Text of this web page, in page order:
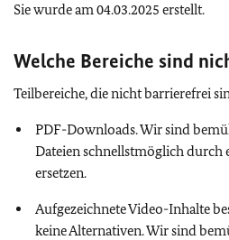
Sie wurde am 04.03.2025 erstellt.
Welche Bereiche sind
Teilbereiche, die nicht barrierefrei
PDF-Downloads. Wir sind
Dateien schnellstmöglich durch
ersetzen.
Aufgezeichnete Video-Inhalte
keine Alternativen. Wir sind